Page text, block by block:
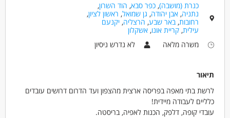
כנרת (מושבה),כפר סבא, הוד השרון,
נתניה,אבן יהודה, גן שמואל, ראשון לציון,
רחובות,באר שבע, הרצליה,יקנעם
עילית,קריית אונו,אשקלון
משרה מלאה
לא נדרש ניסיון
תיאור
לרשת בתי מאפה בפריסה ארצית מהצפון ועד הדרום דרושים עובדים
כלליים לעבודה מיידית!
עובדי קופה, דלפק, הכנות לאפיה, בריסטה.